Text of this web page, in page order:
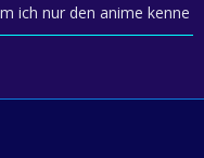
ich nur den anime kenne